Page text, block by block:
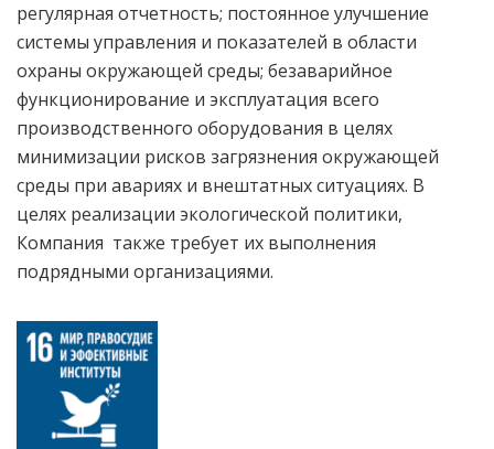
регулярная отчетность; постоянное улучшение
системы управления и показателей в области
охраны окружающей среды; безаварийное
функционирование и эксплуатация всего
производственного оборудования в целях
минимизации рисков загрязнения окружающей
среды при авариях и внештатных ситуациях. В
целях реализации экологической политики,
Компания также требует их выполнения
подрядными организациями.